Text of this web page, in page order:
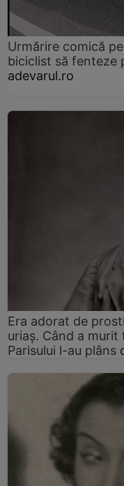
Urmărire comică
biciclist să fenteze
adevarul.ro
Era adorat de
uriaș. Când a
Parisului l-au plâns